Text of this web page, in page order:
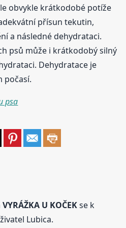
obvykle krátkodobé potíže
přísun tekutin,
a následné dehydrataci.
psů může i krátkodobý silný
Dehydratace je
počasí.
psa
VYRÁŽKA U KOČEKse k
Lubica.